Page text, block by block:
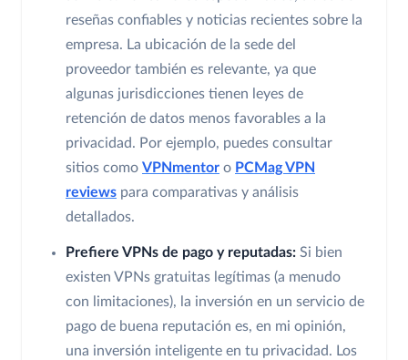
reseñas confiables y noticias recientes sobre la
empresa. La ubicación de la sede del
proveedor también es relevante, ya que
algunas jurisdicciones tienen leyes de
retención de datos menos favorables a la
privacidad. Por ejemplo, puedes consultar
sitios como VPNmentor o PCMag VPN
reviews para comparativas y análisis
detallados.
Prefiere VPNs de pago y reputadas: Si bien
existen VPNs gratuitas legítimas (a menudo
con limitaciones), la inversión en un servicio de
pago de buena reputación es, en mi opinión,
una inversión inteligente en tu privacidad. Los